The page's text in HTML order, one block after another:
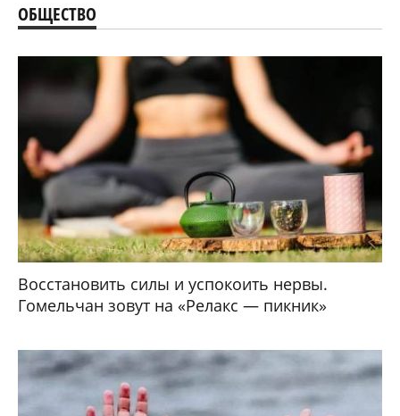
ОБЩЕСТВО
Восстановить силы и успокоить нервы.
Гомельчан зовут на «Релакс — пикник»